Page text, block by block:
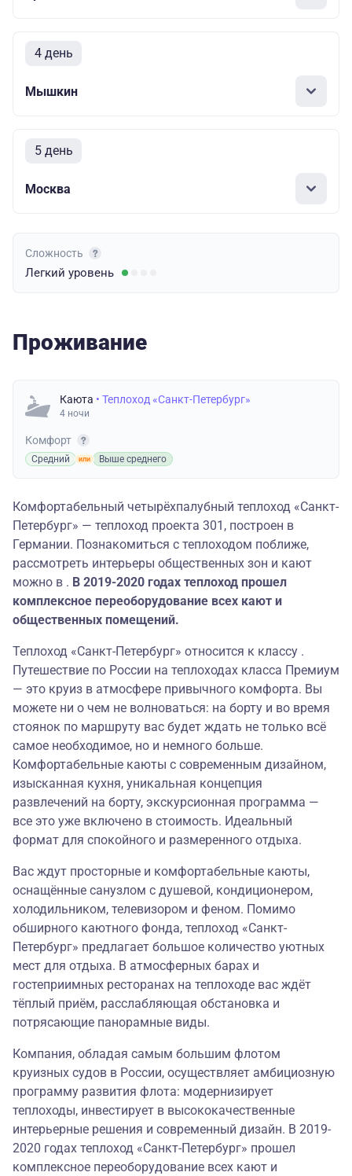
4 день
Мышкин
5 день
Москва
Сложность
Легкий уровень
Проживание
Каюта • Теплоход «Санкт-Петербург»
4 ночи
Комфорт
Средний Выше среднего
Комфортабельный четырёхпалубный теплоход «Санкт-
Петербург» — теплоход проекта 301, построен в
Германии. Познакомиться с теплоходом поближе,
рассмотреть интерьеры общественных зон и кают
можно в . В 2019-2020 годах теплоход прошел
комплексное переоборудование всех кают и
общественных помещений.
Теплоход «Санкт-Петербург» относится к классу .
Путешествие по России на теплоходах класса Премиум
— это круиз в атмосфере привычного комфорта. Вы
можете ни о чем не волноваться: на борту и во время
стоянок по маршруту вас будет ждать не только всё
самое необходимое, но и немного больше.
Комфортабельные каюты с современным дизайном,
изысканная кухня, уникальная концепция
развлечений на борту, экскурсионная программа —
все это уже включено в стоимость. Идеальный
формат для спокойного и размеренного отдыха.
Вас ждут просторные и комфортабельные каюты,
оснащённые санузлом с душевой, кондиционером,
холодильником, телевизором и феном. Помимо
обширного каютного фонда, теплоход «Санкт-
Петербург» предлагает большое количество уютных
мест для отдыха. В атмосферных барах и
гостеприимных ресторанах на теплоходе вас ждёт
тёплый приём, расслабляющая обстановка и
потрясающие панорамные виды.
Компания, обладая самым большим флотом
круизных судов в России, осуществляет амбициозную
программу развития флота: модернизирует
теплоходы, инвестирует в высококачественные
интерьерные решения и современный дизайн. В 2019-
2020 годах теплоход «Санкт-Петербург» прошел
комплексное переоборудование всех кают и